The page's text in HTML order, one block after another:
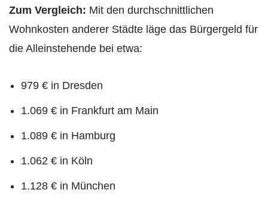
Zum Vergleich: Mit den durchschnittlichen
Wohnkosten anderer Städte läge das Bürgergeld für
die Alleinstehende bei etwa:
979 € in Dresden
1.069 € in Frankfurt am Main
1.089 € in Hamburg
1.062 € in Köln
1.128 € in München